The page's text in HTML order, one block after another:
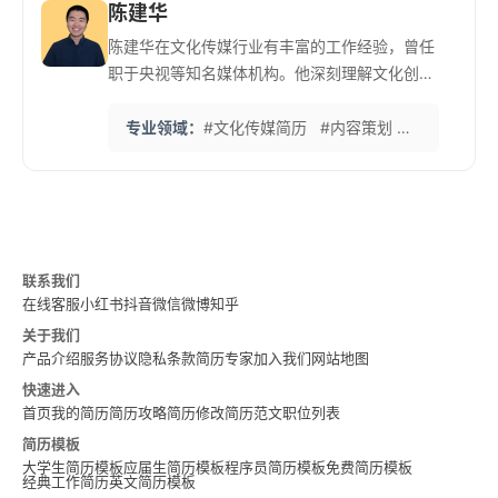
陈建华
陈建华在文化传媒行业有丰富的工作经验，曾任
职于央视等知名媒体机构。他深刻理解文化创意
容创作者、策划人员等创意岗位展示专业能力，
专业领域： #文化传媒简历 #内容策划 #品牌传播
联系我们
在线客服小红书抖音微信微博知乎
关于我们
产品介绍服务协议隐私条款简历专家加入我们网站地图
快速进入
首页我的简历简历攻略简历修改简历范文职位列表
简历模板
大学生简历模板应届生简历模板程序员简历模板免费简历模板
经典工作简历英文简历模板